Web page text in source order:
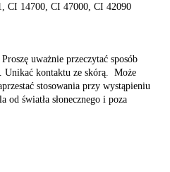
CI 14700, CI 47000, CI 42090
uważnie przeczytać sposób
Unikać kontaktu ze skórą. Może
stosowania przy wystąpieniu
od światła słonecznego i poza